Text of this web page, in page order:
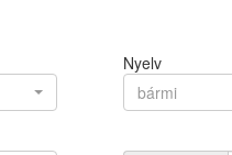
Nyelv
bármi